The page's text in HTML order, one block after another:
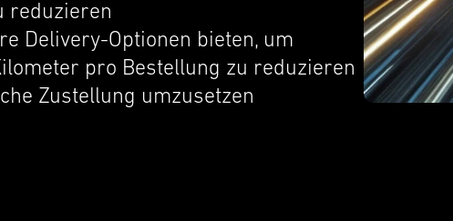
reduzieren
Delivery-Optionen bieten, um
pro Bestel­lung zu reduzieren
Zustel­lung umzuset­zen